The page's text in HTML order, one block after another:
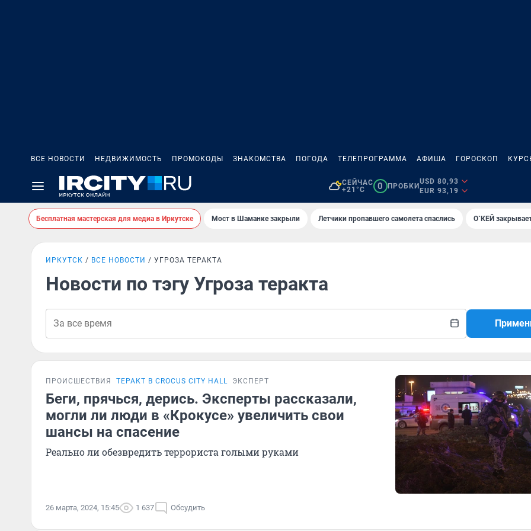
ВСЕ НОВОСТИ НЕДВИЖИМОСТЬ ПРОМОКОДЫ ЗНАКОМСТВА ПОГОДА ТЕЛЕПРОГРАММА АФИША ГОРОСКОП
СЕЙЧАС
+21°C
0 ПРОБКИ
USD 80,93
EUR 93,19
Бесплатная мастерская для медиа в Иркутске Мост в Шаманке закрыли Летчики пропавшего самолета спаслись О`КЕЙ
ИРКУТСК ВСЕ НОВОСТИ УГРОЗА ТЕРАКТА
Новости по тэгу Угроза теракта
ПРОИСШЕСТВИЯ ТЕРАКТ В CROCUS CITY HALL ЭКСПЕРТ
Беги, прячься, дерись. Эксперты рассказали,
могли ли люди в «Крокусе» увеличить свои
шансы на спасение
Реально ли обезвредить террориста голыми руками
26 марта, 2024, 15:45 1 637 Обсудить